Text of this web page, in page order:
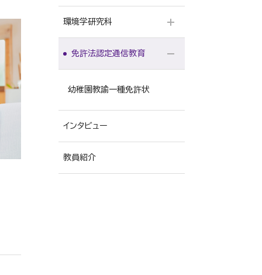
実践福祉学専攻
仏教学専攻
環境学研究科
環境マネジメント専攻
免許法認定通信教育
幼稚園教諭一種免許状
インタビュー
教員紹介